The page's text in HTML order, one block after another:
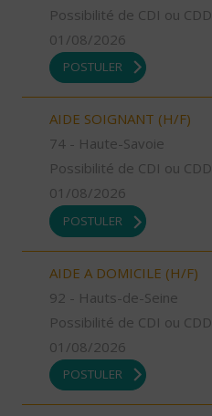
Possibilité de CDI ou CDD
01/08/2026
POSTULER
AIDE SOIGNANT (H/F)
74 - Haute-Savoie
Possibilité de CDI ou CDD
01/08/2026
POSTULER
AIDE A DOMICILE (H/F)
92 - Hauts-de-Seine
Possibilité de CDI ou CDD
01/08/2026
POSTULER